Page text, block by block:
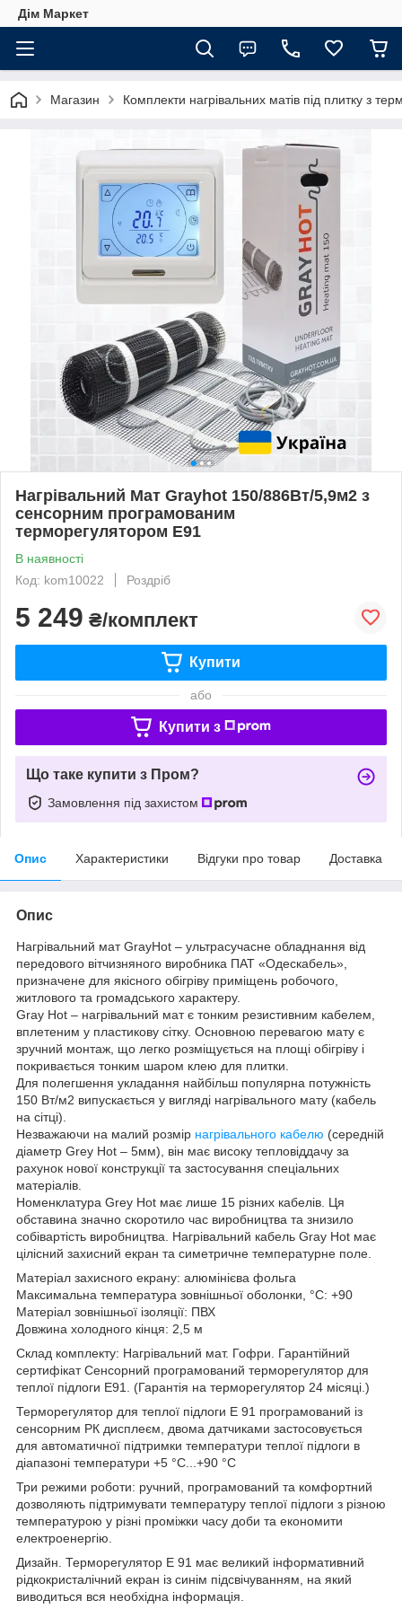
Дім Маркет
Магазин Комплекти нагрівальних матів під плитку з
Нагрівальний Мат Grayhot 150/886Вт/5,9м2 з
сенсорним програмованим
терморегулятором E91
В наявності
Код: kom10022
Роздріб
5 249 ₴/комплект
Купити
або
Купити з
Що таке купити з Пром?
Замовлення під захистом
Опис Характеристики Відгуки про товар Доставка
Опис
Нагрівальний мат GrayHot – ультрасучасне обладнання від
передового вітчизняного виробника ПАТ «Одескабель»,
призначене для якісного обігріву приміщень робочого,
житлового та громадського характеру.
Gray Hot – нагрівальний мат є тонким резистивним кабелем,
вплетеним у пластикову сітку. Основною перевагою мату є
зручний монтаж, що легко розміщується на площі обігріву і
покривається тонким шаром клею для плитки.
Для полегшення укладання найбільш популярна потужність
150 Вт/м2 випускається у вигляді нагрівального мату (кабель
на сітці).
Незважаючи на малий розмір нагрівального кабелю (середній
діаметр Grey Hot – 5мм), він має високу тепловіддачу за
рахунок нової конструкції та застосування спеціальних
матеріалів.
Номенклатура Grey Hot має лише 15 різних кабелів. Ця
обставина значно скоротило час виробництва та знизило
собівартість виробництва. Нагрівальний кабель Gray Hot має
цілісний захисний екран та симетричне температурне поле.
Матеріал захисного екрану: алюмінієва фольга
Максимальна температура зовнішньої оболонки, °С: +90
Матеріал зовнішньої ізоляції: ПВХ
Довжина холодного кінця: 2,5 м
Склад комплекту: Нагрівальний мат. Гофри. Гарантійний
сертифікат Сенсорний програмований терморегулятор для
теплої підлоги Е91. (Гарантія на терморегулятор 24 місяці.)
Терморегулятор для теплої підлоги Е 91 програмований із
сенсорним РК дисплеєм, двома датчиками застосовується
для автоматичної підтримки температури теплої підлоги в
діапазоні температури +5 °С...+90 °С
Три режими роботи: ручний, програмований та комфортний
дозволяють підтримувати температуру теплої підлоги з різною
температурою у різні проміжки часу доби та економити
електроенергію.
Дизайн. Терморегулятор Е 91 має великий інформативний
рідкокристалічний екран із синім підсвічуванням, на який
виводиться вся необхідна інформація.